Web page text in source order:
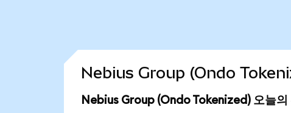
Nebius Group (Ondo
Nebius Group (Ondo Tokenized) 오늘의